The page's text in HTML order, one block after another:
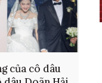
của cô dâu